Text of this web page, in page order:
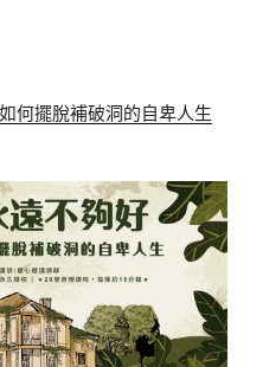
何擺脫補破洞的自卑人生